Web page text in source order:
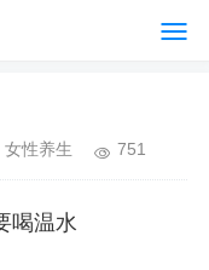
女性养生 751
喝温水